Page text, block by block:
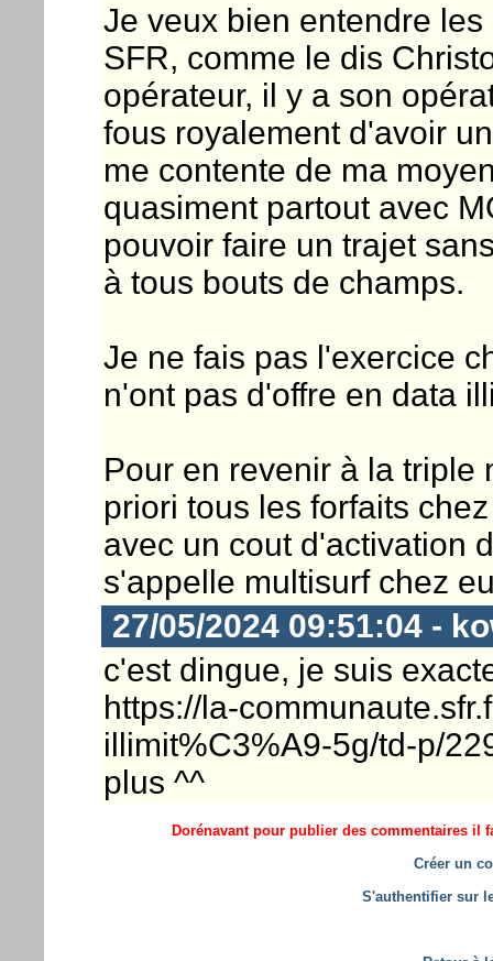
Je veux bien entendre
SFR, comme le dis
opérateur, il y a son
fous royalement d'avoir
me contente de ma
quasiment partout avec
pouvoir faire un trajet
à tous bouts de champs.
Je ne fais pas l'exercice
n'ont pas d'offre en data
Pour en revenir à la triple
priori tous les forfaits
avec un cout d'activation
s'appelle multisurf chez
27/05/2024 09:51:04 -
c'est dingue, je suis
https://la-
illimit%C3%A9-5g/td-p/
plus ^^
Dorénavant pour publier des commentaires il
Créer un
S'authentifier sur